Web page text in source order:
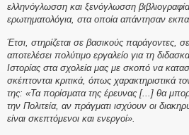
ελληνόγλωσση και ξενόγλωσση
ερωτηματολόγια, στα οποία απάντησαν
Έτσι, στηρίζεται σε βασικούς παράγοντες,
αποτελέσει πολύτιμο εργαλείο για τη
Ιστορίας στα σχολεία μας με σκοπό να
σκέπτονται κριτικά, όπως χαρακτηριστικά
της: «Τα πορίσματα της έρευνας [...] θα
την Πολιτεία, αν πράγματι ισχύουν οι
είναι σκεπτόμενοι και ενεργοί».